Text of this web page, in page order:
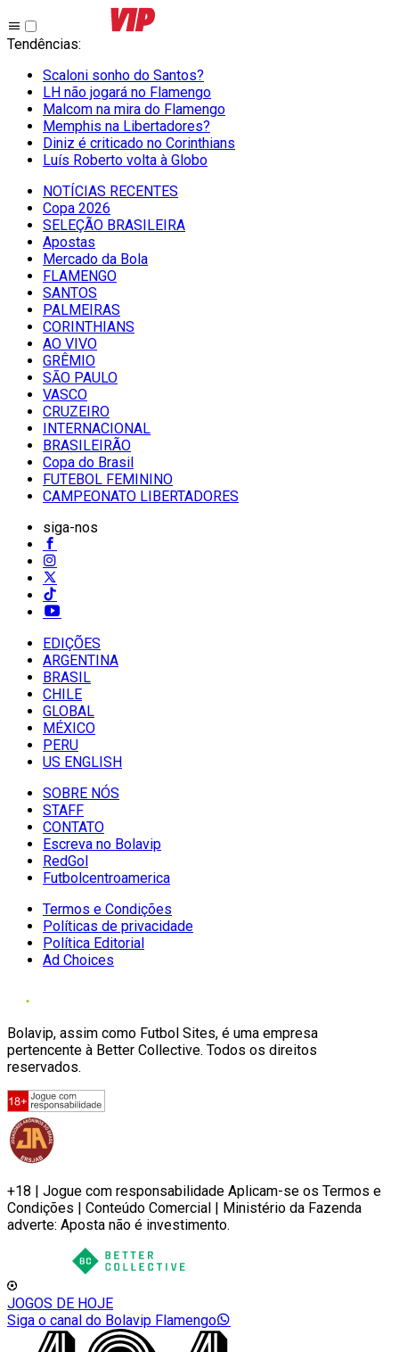
Tendências:
Scaloni sonho do Santos?
LH não jogará no Flamengo
Malcom na mira do Flamengo
Memphis na Libertadores?
Diniz é criticado no Corinthians
Luís Roberto volta à Globo
NOTÍCIAS RECENTES
Copa 2026
SELEÇÃO BRASILEIRA
Apostas
Mercado da Bola
FLAMENGO
SANTOS
PALMEIRAS
CORINTHIANS
AO VIVO
GRÊMIO
SĀO PAULO
VASCO
CRUZEIRO
INTERNACIONAL
BRASILEIRÃO
Copa do Brasil
FUTEBOL FEMININO
CAMPEONATO LIBERTADORES
siga-nos
EDIÇÕES
ARGENTINA
BRASIL
CHILE
GLOBAL
MÉXICO
PERU
US ENGLISH
SOBRE NÓS
STAFF
CONTATO
Escreva no Bolavip
RedGol
Futbolcentroamerica
Termos e Condições
Políticas de privacidade
Política Editorial
Ad Choices
Bolavip, assim como Futbol Sites, é uma empresa
pertencente à Better Collective. Todos os direitos
reservados.
+18 | Jogue com responsabilidade Aplicam-se os Termos e
Condições | Conteúdo Comercial | Ministério da Fazenda
adverte: Aposta não é investimento.
JOGOS DE HOJE
Siga o canal do Bolavip Flamengo